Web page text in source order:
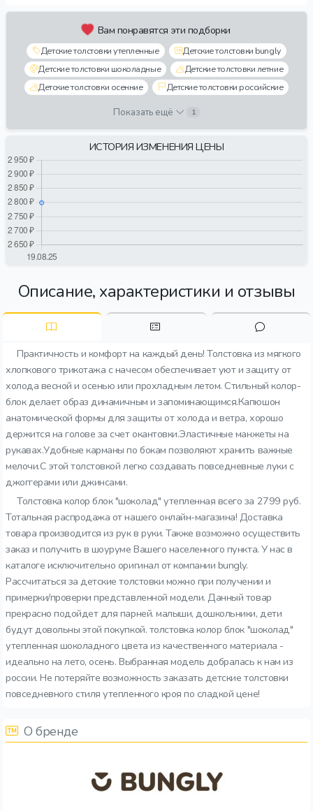
Вам понравятся эти подборки
Детские толстовки утепленные
Детские толстовки bungly
Детские толстовки шоколадные
Детские толстовки летние
Детские толстовки осенние
Детские толстовки российские
Показать ещё 1
ИСТОРИЯ ИЗМЕНЕНИЯ ЦЕНЫ
Описание, характеристики и отзывы
Практичность и комфорт на каждый день! Толстовка из мягкого
хлопкового трикотажа с начесом обеспечивает уют и защиту от
холода весной и осенью или прохладным летом. Стильный колор-
блок делает образ динамичным и запоминающимся.Капюшон
анатомической формы для защиты от холода и ветра, хорошо
держится на голове за счет окантовки.Эластичные манжеты на
рукавах.Удобные карманы по бокам позволяют хранить важные
мелочи.С этой толстовкой легко создавать повседневные луки с
джоггерами или джинсами.
Толстовка колор блок "шоколад" утепленная всего за 2799 руб.
Тотальная распродажа от нашего онлайн-магазина! Доставка
товара производится из рук в руки. Также возможно осуществить
заказ и получить в шоуруме Вашего населенного пункта. У нас в
каталоге исключительно оригинал от компании bungly.
Рассчитаться за детские толстовки можно при получении и
примерки/проверки представленной модели. Данный товар
прекрасно подойдет для парней. малыши, дошкольники, дети
будут довольны этой покупкой. толстовка колор блок "шоколад"
утепленная шоколадного цвета из качественного материала -
идеально на лето, осень. Выбранная модель добралась к нам из
россии. Не потеряйте возможность заказать детские толстовки
повседневного стиля утепленного кроя по сладкой цене!
О бренде